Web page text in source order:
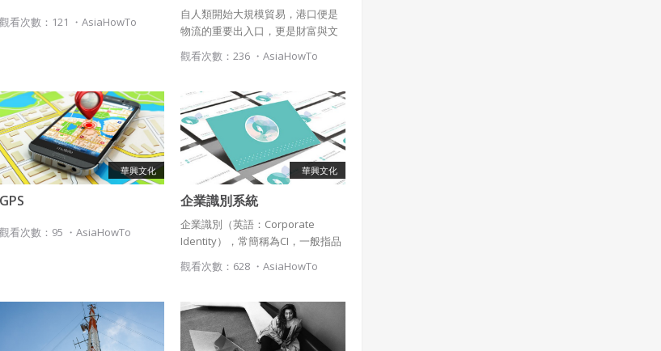
觀看次數：121 ・ AsiaHowTo
自人類開始大規模貿易，港口便是
物流的重要出入口，更是財富與文
化的集中地，近來，由於交通運輸
的多樣化，許多港口經歷了一段蕭
化為城市的靈魂展開新生，本專案
將針對北台灣極具代表性的港口
「基隆港」做介紹。
觀看次數：236 ・ AsiaHowTo
華興文化
GPS
觀看次數：95 ・ AsiaHowTo
華興文化
企業識別系統
企業識別（英語：Corporate
Identity），常簡稱為CI，一般指品
牌的物理表現。通常來說，這一概
念包含了標誌（包括標準字和標準
業識別系統（Corporate Identity
System；CIS）通常有特定的指
引，用以指導和管理相關的設計的
觀看次數：628 ・ AsiaHowTo
管轄
專以臺灣臺北地方法院為第一審管轄法院。